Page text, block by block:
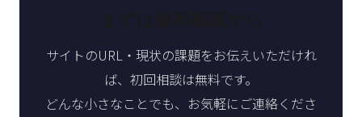
サイトのURL・現状の課題をお伝えいただけれ
ば、初回相談は無料です。
どんな小さなことでも、お気軽にご連絡くださ